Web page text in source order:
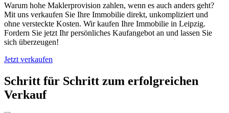
Warum hohe Maklerprovision zahlen, wenn es auch anders geht?
Mit uns verkaufen Sie Ihre Immobilie direkt, unkompliziert und
ohne versteckte Kosten. Wir kaufen Ihre Immobilie in Leipzig.
Fordern Sie jetzt Ihr persönliches Kaufangebot an und lassen Sie
sich überzeugen!
Jetzt verkaufen
Schritt für Schritt zum erfolgreichen
Verkauf